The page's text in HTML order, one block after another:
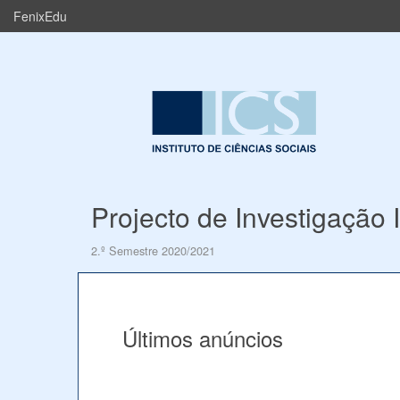
FenixEdu
Projecto de Investigação
2.º Semestre 2020/2021
Últimos anúncios